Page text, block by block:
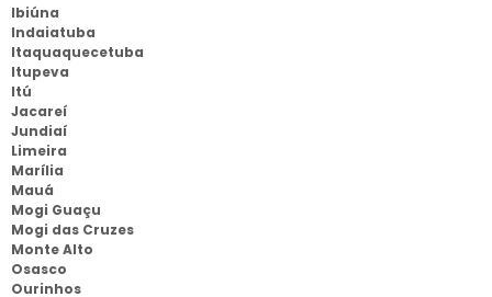
Ibiúna
Indaiatuba
Itaquaquecetuba
Itupeva
Itú
Jacareí
Jundiaí
Limeira
Marília
Mauá
Mogi Guaçu
Mogi das Cruzes
Monte Alto
Osasco
Ourinhos